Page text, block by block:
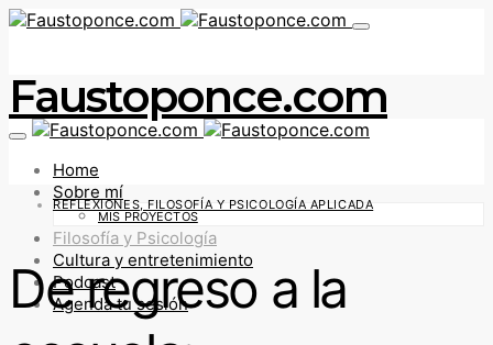
Faustoponce.com
Home
Sobre mí
MIS PROYECTOS
Filosofía y Psicología
Cultura y entretenimiento
Podcast
Agenda tu sesión
REFLEXIONES, FILOSOFÍA Y PSICOLOGÍA APLICADA
De regreso a la